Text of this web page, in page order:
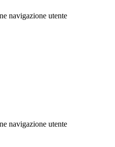
navigazione utente
navigazione utente